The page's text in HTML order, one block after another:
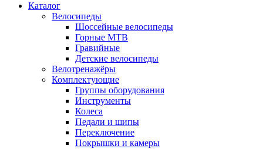
Каталог
Велосипеды
Шоссейные велосипеды
Горные МTB
Гравийные
Детские велосипеды
Велотренажёры
Комплектующие
Группы оборудования
Инструменты
Колеса
Педали и шипы
Переключение
Покрышки и камеры